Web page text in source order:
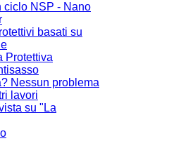
ciclo NSP - Nano
basati su
Protettiva
Nessun problema
lavori
su "La